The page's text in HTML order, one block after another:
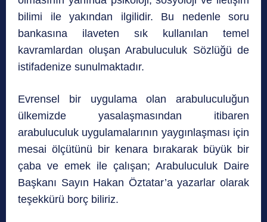
bilimi ile yakından ilgilidir. Bu nedenle soru
bankasına ilaveten sık kullanılan temel
kavramlardan oluşan Arabuluculuk Sözlüğü de
istifadenize sunulmaktadır.
Evrensel bir uygulama olan arabuluculuğun
ülkemizde yasalaşmasından itibaren
arabuluculuk uygulamalarının yaygınlaşması için
mesai ölçütünü bir kenara bırakarak büyük bir
çaba ve emek ile çalışan; Arabuluculuk Daire
Başkanı Sayın Hakan Öztatar’a yazarlar olarak
teşekkürü borç biliriz.